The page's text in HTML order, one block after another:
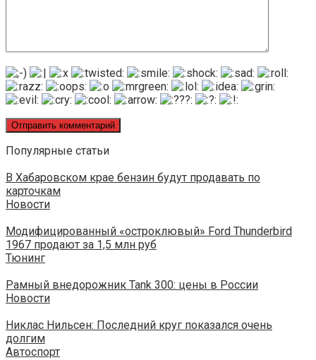
Популярные статьи
В Хабаровском крае бензин будут продавать по
карточкам
Новости
Модифицированный «остроклювый» Ford Thunderbird
1967 продают за 1,5 млн руб
Тюнинг
Рамный внедорожник Tank 300: цены в России
Новости
Никлас Нильсен: Последний круг показался очень
долгим
Автоспорт